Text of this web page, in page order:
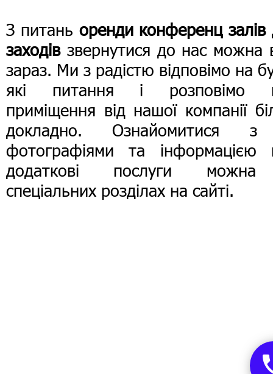
З питань оренди конференц залів
заходівзвернутися до нас можна
зараз. Ми з радістю відповімо на
які питання і розповімо
приміщення від нашої компанії
докладно. Ознайомитися
фотографіями та інформацією
додаткові послуги
спеціальних розділах на сайті.